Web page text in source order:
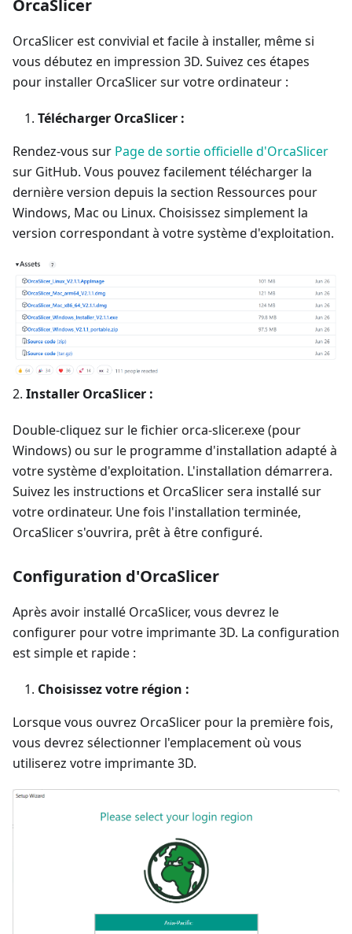
OrcaSlicer
OrcaSlicer est convivial et facile à installer, même si
vous débutez en impression 3D. Suivez ces étapes
pour installer OrcaSlicer sur votre ordinateur :
Télécharger OrcaSlicer :
Rendez-vous sur Page de sortie officielle d'OrcaSlicer
sur GitHub. Vous pouvez facilement télécharger la
dernière version depuis la section Ressources pour
Windows, Mac ou Linux. Choisissez simplement la
version correspondant à votre système d'exploitation.
2. Installer OrcaSlicer :
Double-cliquez sur le fichier orca-slicer.exe (pour
Windows) ou sur le programme d'installation adapté à
votre système d'exploitation. L'installation démarrera.
Suivez les instructions et OrcaSlicer sera installé sur
votre ordinateur. Une fois l'installation terminée,
OrcaSlicer s'ouvrira, prêt à être configuré.
Configuration d'OrcaSlicer
Après avoir installé OrcaSlicer, vous devrez le
configurer pour votre imprimante 3D. La configuration
est simple et rapide :
Choisissez votre région :
Lorsque vous ouvrez OrcaSlicer pour la première fois,
vous devrez sélectionner l'emplacement où vous
utiliserez votre imprimante 3D.